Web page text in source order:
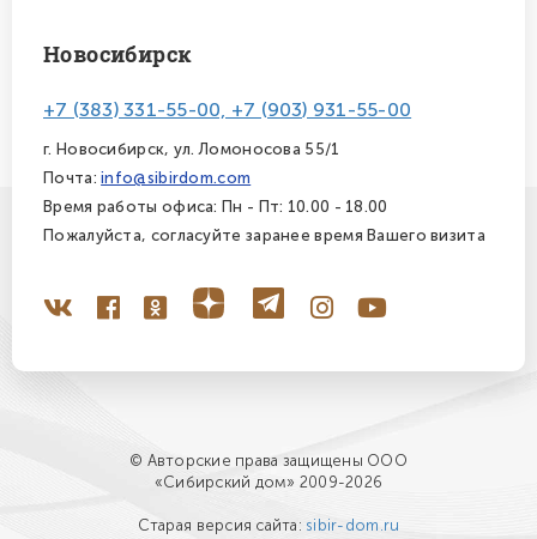
Новосибирск
+7 (383) 331-55-00, +7 (903) 931-55-00
г. Новосибирск, ул. Ломоносова 55/1
Почта:info@sibirdom.com
Время работы офиса: Пн - Пт: 10.00 - 18.00
Пожалуйста, согласуйте заранее время Вашего визита
© Авторские права защищены ООО
«Сибирский дом» 2009-2026
Старая версия сайта: sibir-dom.ru